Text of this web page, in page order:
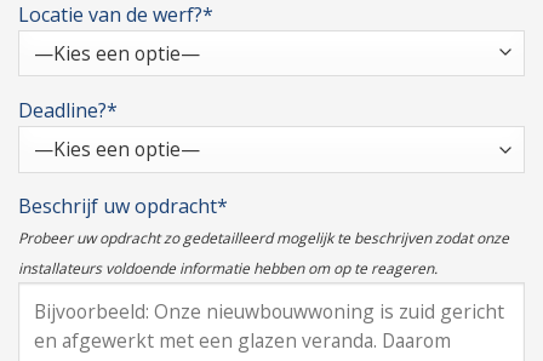
Locatie van de werf?*
Deadline?*
Beschrijf uw opdracht*
Probeer uw opdracht zo gedetailleerd mogelijk te beschrijven zodat onze
installateurs voldoende informatie hebben om op te reageren.